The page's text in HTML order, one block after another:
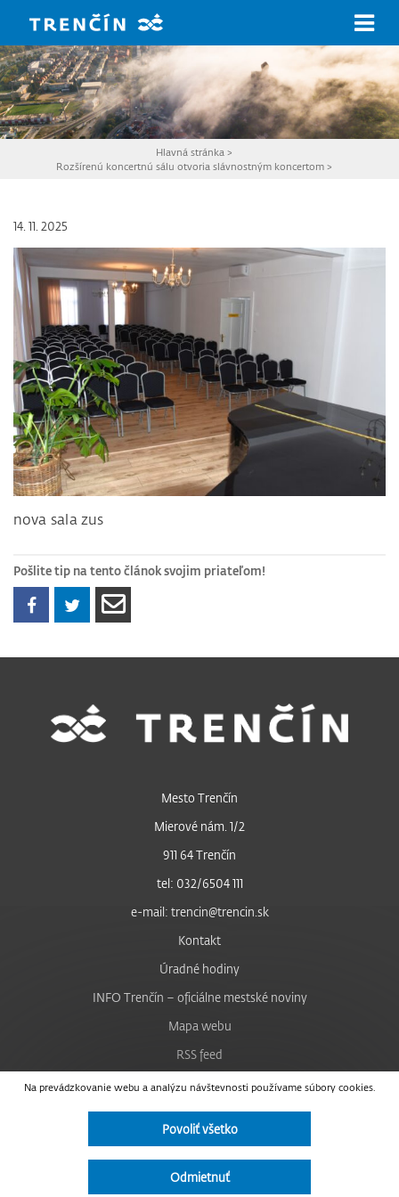
Hlavná stránka >
Rozšírenú koncertnú sálu otvoria slávnostným koncertom >
14. 11. 2025
nova sala zus
Pošlite tip na tento článok svojim priateľom!
Na prevádzkovanie webu a analýzu návštevnosti používame súbory cookies.
Povoliť všetko
Odmietnuť
Mesto Trenčín
Mierové nám. 1/2
911 64 Trenčín
tel: 032/6504 111
e-mail: trencin@trencin.sk
Kontakt
Úradné hodiny
INFO Trenčín – oficiálne mestské noviny
Mapa webu
RSS feed
Nastavenie cookies
Facebook
Instagram